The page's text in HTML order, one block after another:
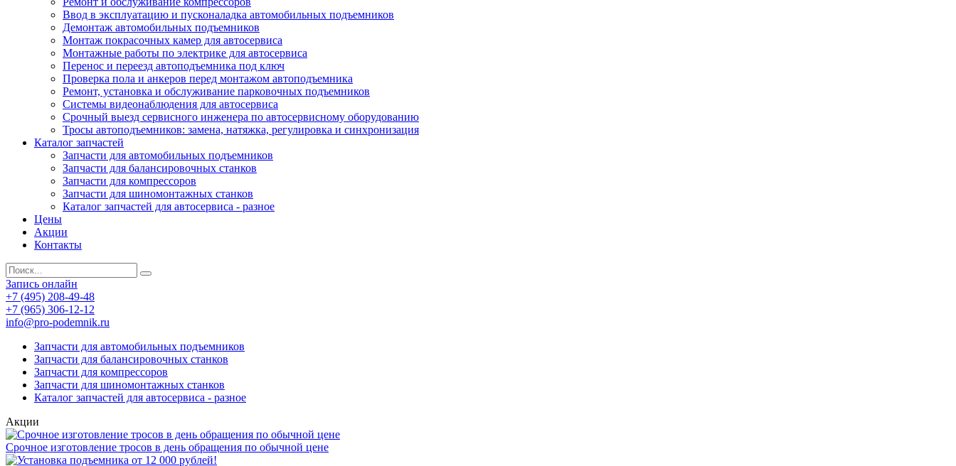
Ввод в эксплуатацию и пусконаладка автомобильных подъемников
Демонтаж автомобильных подъемников
Монтаж покрасочных камер для автосервиса
Монтажные работы по электрике для автосервиса
Перенос и переезд автоподъемника под ключ
Проверка пола и анкеров перед монтажом автоподъемника
Ремонт, установка и обслуживание парковочных подъемников
Системы видеонаблюдения для автосервиса
Срочный выезд сервисного инженера по автосервисному оборудованию
Тросы автоподъемников: замена, натяжка, регулировка и синхронизация
Каталог запчастей
Запчасти для автомобильных подъемников
Запчасти для балансировочных станков
Запчасти для компрессоров
Запчасти для шиномонтажных станков
Каталог запчастей для автосервиса - разное
Цены
Акции
Контакты
Запись онлайн
+7 (495) 208-49-48
+7 (965) 306-12-12
info@pro-podemnik.ru
Запчасти для автомобильных подъемников
Запчасти для балансировочных станков
Запчасти для компрессоров
Запчасти для шиномонтажных станков
Каталог запчастей для автосервиса - разное
Акции
Срочное изготовление тросов в день обращения по обычной цене